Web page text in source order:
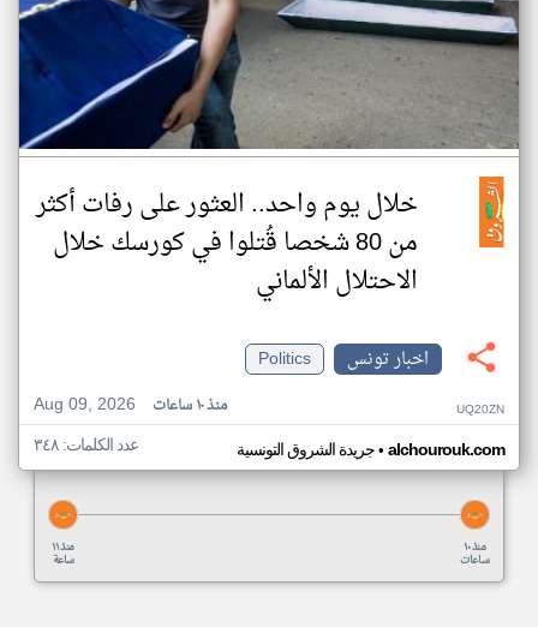
خلال يوم واحد.. العثور على رفات أكثر
من 80 شخصا قُتلوا في كورسك خلال
الاحتلال الألماني
اخبار تونس
Politics
Aug 09, 2026
منذ ١٠ ساعات UQ20ZN
جريدة الشروق التونسية• alchourouk.com عدد الكلمات: ٣٤٨
منذ ١١
ساعة
منذ ١٠
ساعات